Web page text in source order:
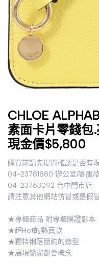
CHLOE
素面卡片零錢包
現金價$5,800
購買前請先提問確認是否有
04-23781880 辦公室/客服/
04-23763092 台中門市店
請注意其他網站仿冒或是假
★專櫃商品 附專櫃購證影本
★超Hot的熱賣款
★獨特俐落簡約的造型
★展現簡潔都會概念